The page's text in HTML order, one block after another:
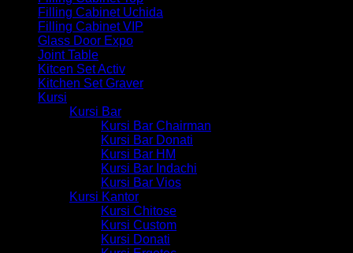
Filling Cabinet Uchida
Filling Cabinet VIP
Glass Door Expo
Joint Table
Kitcen Set Activ
Kitchen Set Graver
Kursi
Kursi Bar
Kursi Bar Chairman
Kursi Bar Donati
Kursi Bar HM
Kursi Bar Indachi
Kursi Bar Vios
Kursi Kantor
Kursi Chitose
Kursi Custom
Kursi Donati